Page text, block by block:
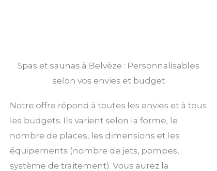
Spas et saunas à Belvèze : Personnalisables
selon vos envies et budget
Notre offre répond à toutes les envies et à tous
les budgets. Ils varient selon la forme, le
nombre de places, les dimensions et les
équipements (nombre de jets, pompes,
système de traitement). Vous aurez la